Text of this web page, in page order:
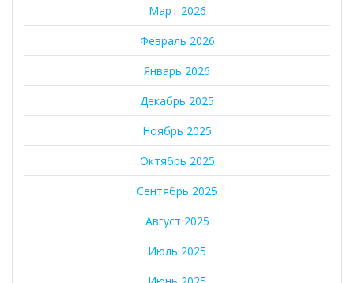
Март 2026
Февраль 2026
Январь 2026
Декабрь 2025
Ноябрь 2025
Октябрь 2025
Сентябрь 2025
Август 2025
Июль 2025